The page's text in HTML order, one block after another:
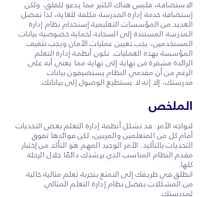
الاستضافة، فليس هناك الكثير مما يدعو للقلق، ولكن
إستضافة خدمة إدارة المدرسة مكلفة للغاية، لذا تفضل
العديد من المؤسسات التعليمية إستخدام نظام إدارة
المدرسة المستندة إلى السحابة لحماية خصوصية بيانات
المستخدمين، يجب تعيين عمليات الأمان ويجب تثقيف
المؤسسة بهذه العمليات. تكون أنظمة إدارة التعلم
الرائدة مشفرة من نهاية إلى نهاية مما يعني أنه على
الرغم من أن مقدمي النظام يستضيفون بيانات
مدرستك، إلا إنه لا يستطيع الوصول إلى بياناتك.
الملخص
لنواجه الأمر. قد تشكل أنظمة إدارة التعلم بعض التحديات
أمام كل من المتعلمين والمربين، لكن فوائدها تفوق
التحديات بالتأكيد. الأمر الوحيد المهم هو التأكد من إختيار
مقدم النظام المناسب الذي يرشدك دائمًا خلال الرحلة
كلها.
انطلق في طريقك إلى التمتع بتجربة تعلم مثالية خالية
من المشكلات بفضل نظام إدارة التعلم المثالي
لمدرستك.